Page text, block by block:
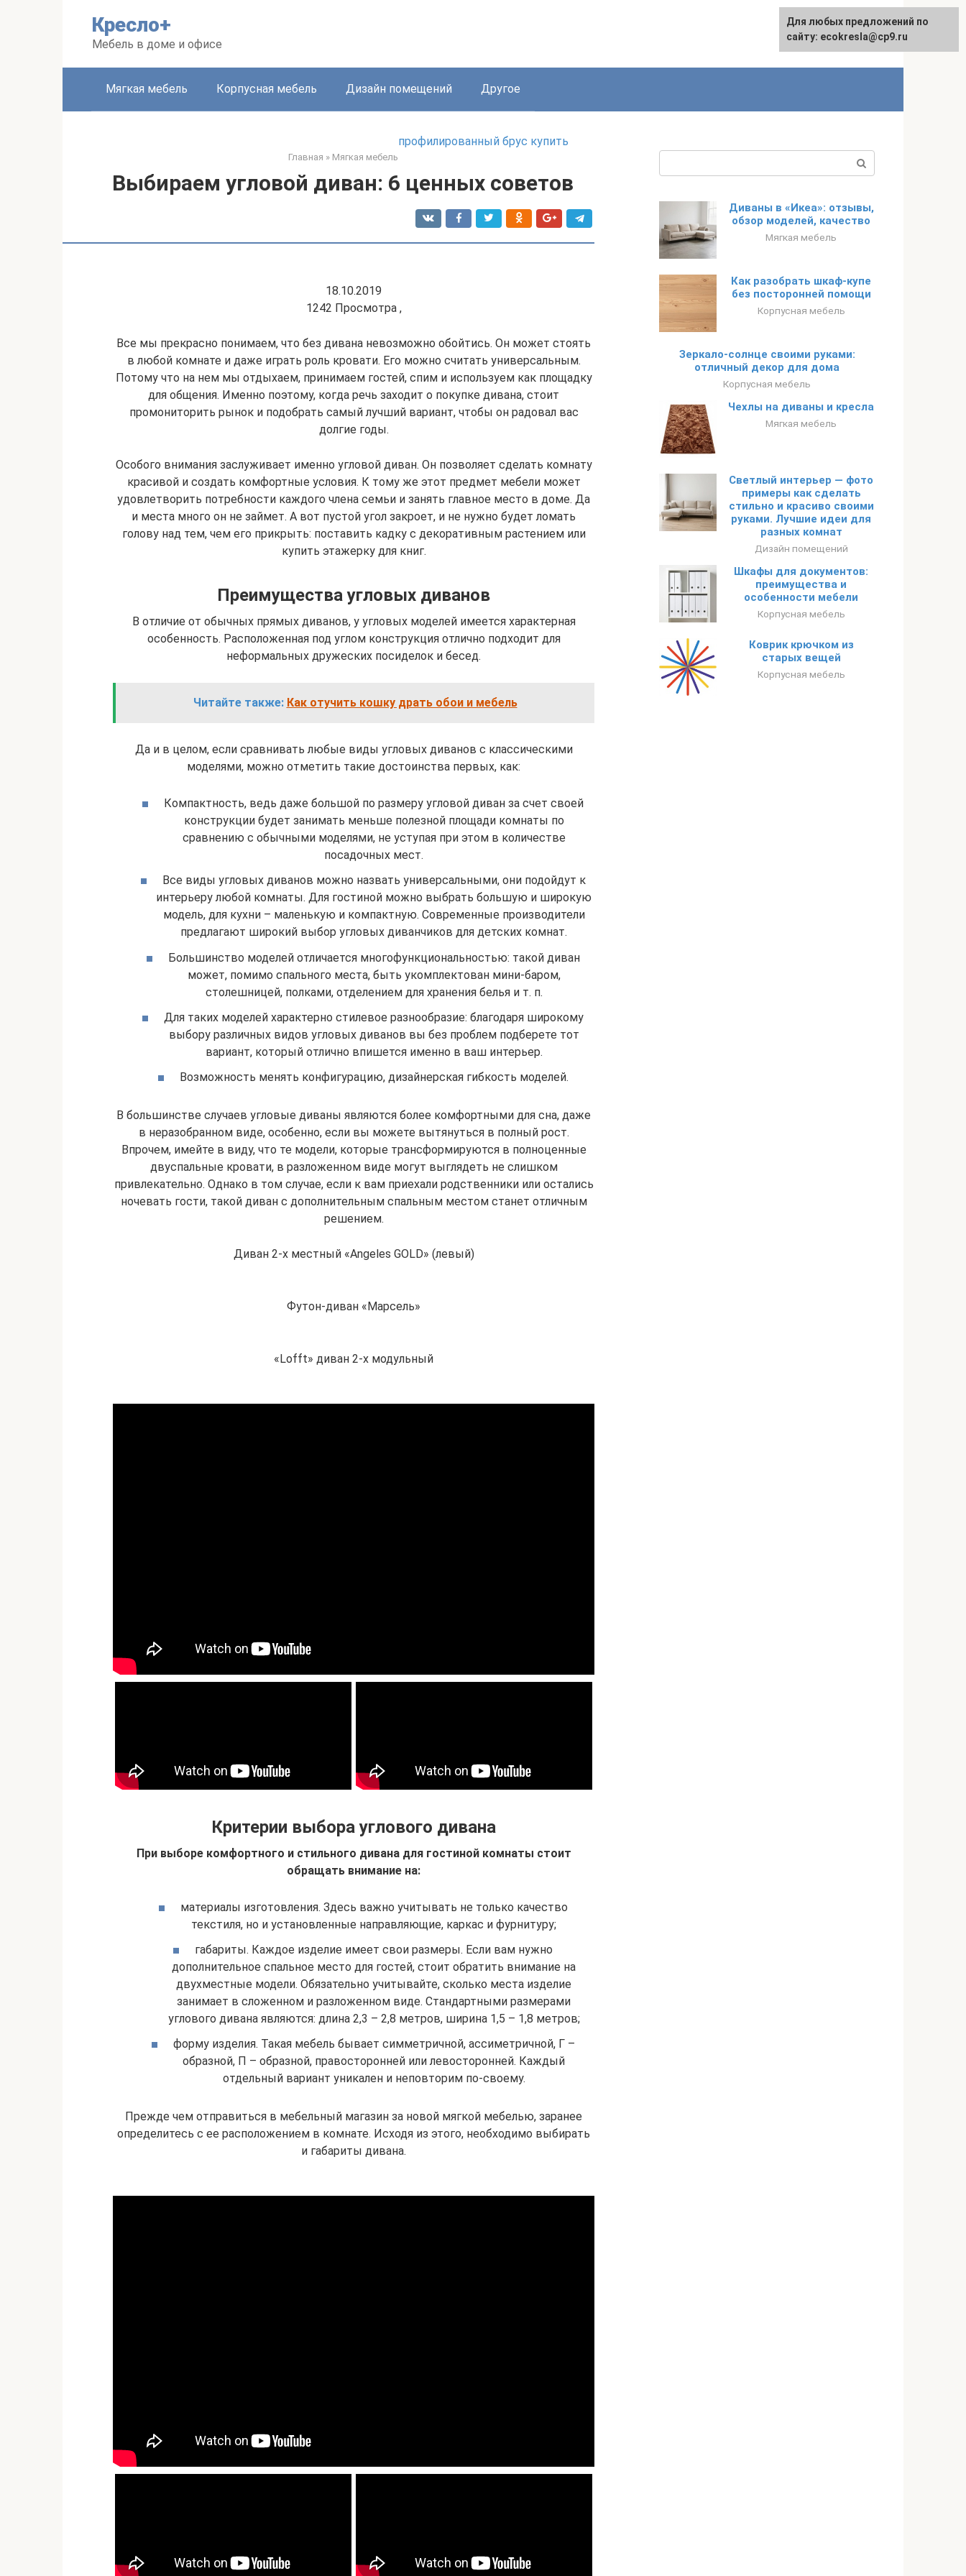
Кресло+
Мебель в доме и офисе
Мягкая мебель Корпусная мебель Дизайн помещений Другое
профилированный брус купить
Главная » Мягкая мебель
Выбираем угловой диван: 6 ценных советов
18.10.2019
1242 Просмотра ,
Все мы прекрасно понимаем, что без дивана невозможно обойтись. Он может стоять
в любой комнате и даже играть роль кровати. Его можно считать универсальным.
Потому что на нем мы отдыхаем, принимаем гостей, спим и используем как площадку
для общения. Именно поэтому, когда речь заходит о покупке дивана, стоит
промониторить рынок и подобрать самый лучший вариант, чтобы он радовал вас
долгие годы.
Особого внимания заслуживает именно угловой диван. Он позволяет сделать комнату
красивой и создать комфортные условия. К тому же этот предмет мебели может
удовлетворить потребности каждого члена семьи и занять главное место в доме. Да
и места много он не займет. А вот пустой угол закроет, и не нужно будет ломать
голову над тем, чем его прикрыть: поставить кадку с декоративным растением или
купить этажерку для книг.
Преимущества угловых диванов
В отличие от обычных прямых диванов, у угловых моделей имеется характерная
особенность. Расположенная под углом конструкция отлично подходит для
неформальных дружеских посиделок и бесед.
Читайте также: Как отучить кошку драть обои и мебель
Да и в целом, если сравнивать любые виды угловых диванов с классическими
моделями, можно отметить такие достоинства первых, как:
Компактность, ведь даже большой по размеру угловой диван за счет своей
конструкции будет занимать меньше полезной площади комнаты по
сравнению с обычными моделями, не уступая при этом в количестве
посадочных мест.
Все виды угловых диванов можно назвать универсальными, они подойдут к
интерьеру любой комнаты. Для гостиной можно выбрать большую и широкую
модель, для кухни – маленькую и компактную. Современные производители
предлагают широкий выбор угловых диванчиков для детских комнат.
Большинство моделей отличается многофункциональностью: такой диван
может, помимо спального места, быть укомплектован мини-баром,
столешницей, полками, отделением для хранения белья и т. п.
Для таких моделей характерно стилевое разнообразие: благодаря широкому
выбору различных видов угловых диванов вы без проблем подберете тот
вариант, который отлично впишется именно в ваш интерьер.
Возможность менять конфигурацию, дизайнерская гибкость моделей.
В большинстве случаев угловые диваны являются более комфортными для сна, даже
в неразобранном виде, особенно, если вы можете вытянуться в полный рост.
Впрочем, имейте в виду, что те модели, которые трансформируются в полноценные
двуспальные кровати, в разложенном виде могут выглядеть не слишком
привлекательно. Однако в том случае, если к вам приехали родственники или остались
ночевать гости, такой диван с дополнительным спальным местом станет отличным
решением.
Диван 2-х местный «Angeles GOLD» (левый)
Футон-диван «Марсель»
«Lofft» диван 2-х модульный
Критерии выбора углового дивана
При выборе комфортного и стильного дивана для гостиной комнаты стоит
обращать внимание на:
материалы изготовления. Здесь важно учитывать не только качество
текстиля, но и установленные направляющие, каркас и фурнитуру;
габариты. Каждое изделие имеет свои размеры. Если вам нужно
дополнительное спальное место для гостей, стоит обратить внимание на
двухместные модели. Обязательно учитывайте, сколько места изделие
занимает в сложенном и разложенном виде. Стандартными размерами
углового дивана являются: длина 2,3 – 2,8 метров, ширина 1,5 – 1,8 метров;
форму изделия. Такая мебель бывает симметричной, ассиметричной, Г –
образной, П – образной, правосторонней или левосторонней. Каждый
отдельный вариант уникален и неповторим по-своему.
Прежде чем отправиться в мебельный магазин за новой мягкой мебелью, заранее
определитесь с ее расположением в комнате. Исходя из этого, необходимо выбирать
и габариты дивана.
Диваны в «Икеа»: отзывы,
обзор моделей, качество
Мягкая мебель
Как разобрать шкаф-купе
без посторонней помощи
Корпусная мебель
Зеркало-солнце своими руками:
отличный декор для дома
Корпусная мебель
Чехлы на диваны и кресла
Мягкая мебель
Светлый интерьер — фото
примеры как сделать
стильно и красиво своими
руками. Лучшие идеи для
разных комнат
Дизайн помещений
Шкафы для документов:
преимущества и
особенности мебели
Корпусная мебель
Коврик крючком из
старых вещей
Корпусная мебель
Для любых предложений по
сайту: ecokresla@cp9.ru